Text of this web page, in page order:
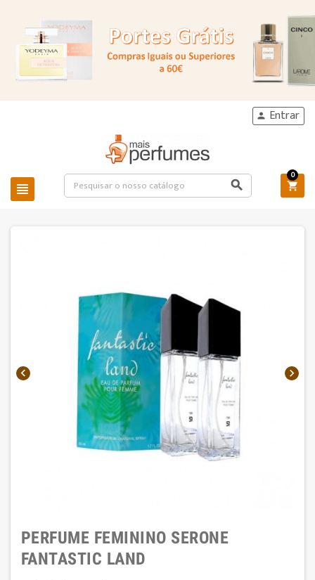
 
 Entrar

0
 
PERFUME FEMININO SERONE
FANTASTIC LAND